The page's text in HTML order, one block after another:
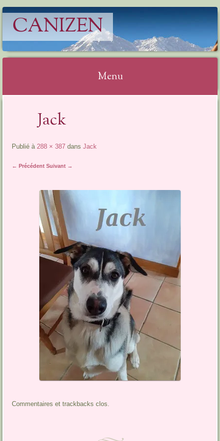
CANIZEN
Menu
Jack
Publié à 288 × 387dans Jack
← Précédent Suivant →
Commentaires et trackbacks clos.